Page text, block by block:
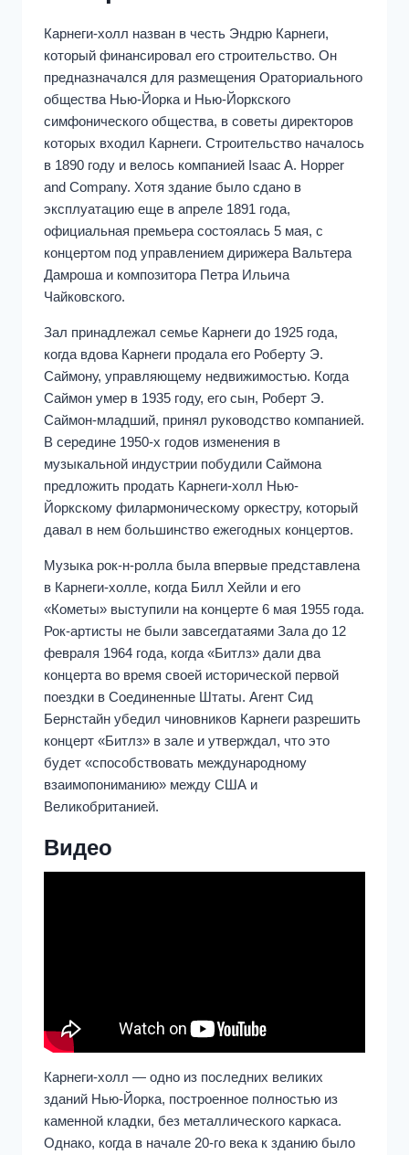
Карнеги-холл назван в честь Эндрю Карнеги,
который финансировал его строительство. Он
предназначался для размещения Ораториального
общества Нью-Йорка и Нью-Йоркского
симфонического общества, в советы директоров
которых входил Карнеги. Строительство началось
в 1890 году и велось компанией Isaac A. Hopper
and Company. Хотя здание было сдано в
эксплуатацию еще в апреле 1891 года,
официальная премьера состоялась 5 мая, с
концертом под управлением дирижера Вальтера
Дамроша и композитора Петра Ильича
Чайковского.
Зал принадлежал семье Карнеги до 1925 года,
когда вдова Карнеги продала его Роберту Э.
Саймону, управляющему недвижимостью. Когда
Саймон умер в 1935 году, его сын, Роберт Э.
Саймон-младший, принял руководство компанией.
В середине 1950-х годов изменения в
музыкальной индустрии побудили Саймона
предложить продать Карнеги-холл Нью-
Йоркскому филармоническому оркестру, который
давал в нем большинство ежегодных концертов.
Музыка рок-н-ролла была впервые представлена
в Карнеги-холле, когда Билл Хейли и его
«Кометы» выступили на концерте 6 мая 1955 года.
Рок-артисты не были завсегдатаями Зала до 12
февраля 1964 года, когда «Битлз» дали два
концерта во время своей исторической первой
поездки в Соединенные Штаты. Агент Сид
Бернстайн убедил чиновников Карнеги разрешить
концерт «Битлз» в зале и утверждал, что это
будет «способствовать международному
взаимопониманию» между США и
Великобританией.
Видео
Карнеги-холл — одно из последних великих
зданий Нью-Йорка, построенное полностью из
каменной кладки, без металлического каркаса.
Однако, когда в начале 20-го века к зданию было